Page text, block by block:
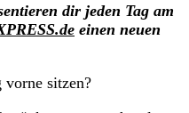
dir jeden Tag am
einen neuen
sitzen?